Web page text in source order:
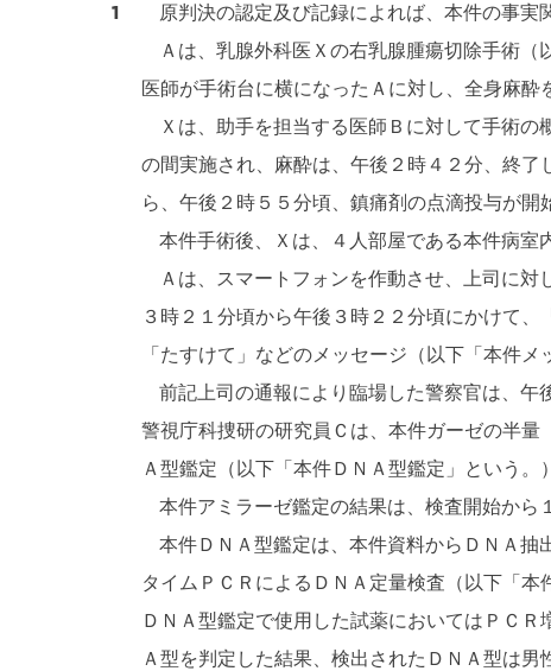
1原判決の認定及び記録によれば、本件の事実関
Ａは、乳腺外科医Ｘの右乳腺腫瘍切除手術（
医師が手術台に横になったＡに対し、全身麻酔
Ｘは、助手を担当する医師Ｂに対して手術の
の間実施され、麻酔は、午後２時４２分、終
ら、午後２時５５分頃、鎮痛剤の点滴投与が開
本件手術後、Ｘは、４人部屋である本件病室
Ａは、スマートフォンを作動させ、上司に対
３時２１分頃から午後３時２２分頃にかけて
「たすけて」などのメッセージ（以下「本件メ
前記上司の通報により臨場した警察官は、午
警視庁科捜研の研究員Ｃは、本件ガーゼの半
Ａ型鑑定（以下「本件ＤＮＡ型鑑定」という。
本件アミラーゼ鑑定の結果は、検査開始から
本件ＤＮＡ型鑑定は、本件資料からＤＮＡ抽
タイムＰＣＲによるＤＮＡ定量検査（以下「
ＤＮＡ型鑑定で使用した試薬においてはＰＣ
Ａ型を判定した結果、検出されたＤＮＡ型は